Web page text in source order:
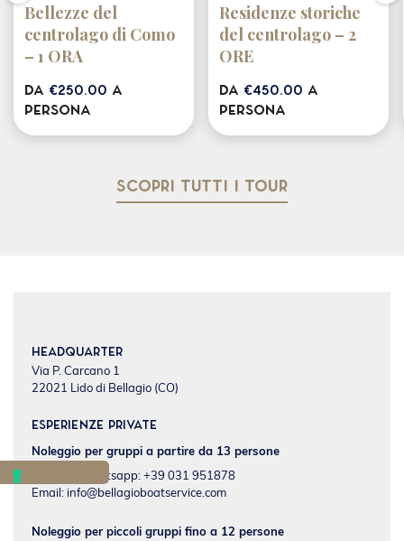
Bellezze del
centrolago di Como
– 1 ORA
da €250.00 a
persona
Residenze storiche
del centrolago – 2
ORE
da €450.00 a
persona
Scopri tutti i tour
Headquarter
Via P. Carcano 1
22021 Lido di Bellagio (CO)
Esperienze private
Noleggio per gruppi a partire da 13 persone
Phone & Whatsapp: +39 031 951878
Email: info@bellagioboatservice.com
Noleggio per piccoli gruppi fino a 12 persone